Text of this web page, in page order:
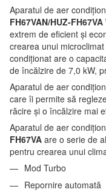
Aparatul de aer
FH67VAN/HUZ-
extrem de eficient și
crearea unui
condiționat are o
de încălzire de 7,0 kW,
Aparatul de aer
care îi permite să
răcire și o încălzire mai
Aparatul de aer
FH67VA are o serie de
pentru crearea unui
Mod Turbo
Repornire automată